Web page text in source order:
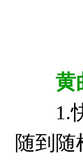
黄
1.快
随到